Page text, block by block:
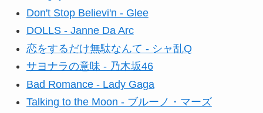
Don't Stop Believi'n - Glee
DOLLS - Janne Da Arc
恋をするだけ無駄なんて - シャ乱Q
サヨナラの意味 - 乃木坂46
Bad Romance - Lady Gaga
Talking to the Moon - ブルーノ・マーズ